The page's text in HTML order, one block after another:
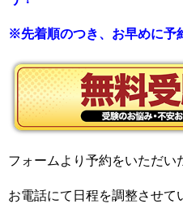
※先着順のつき、お早めに予
フォームより予約をいただい
お電話にて日程を調整させて